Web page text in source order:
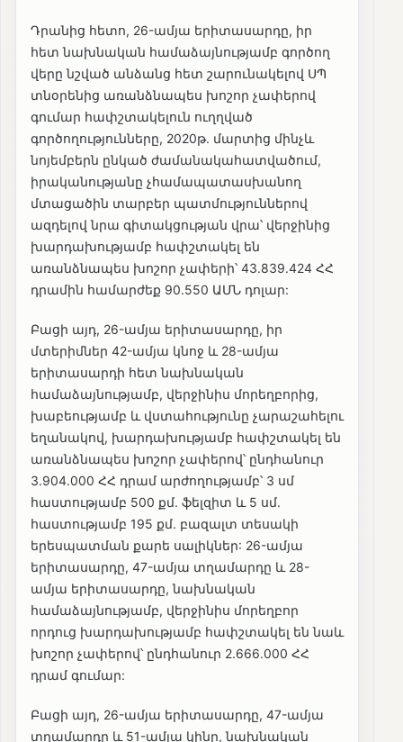
Դրանից հետո, 26-ամյա երիտասարդը, իր
հետ նախնական համաձայնությամբ գործող
վերը նշված անձանց հետ շարունակելով ՍՊ
տնօրենից առանձնապես խոշոր չափերով
գումար հափշտակելուն ուղղված
գործողությունները, 2020թ. մարտից մինչև
նոյեմբերն ընկած ժամանակահատվածում,
իրականությանը չհամապատասխանող
մտացածին տարբեր պատմություններով
ազդելով նրա գիտակցության վրա՝ վերջինից
խարդախությամբ հափշտակել են
առանձնապես խոշոր չափերի՝ 43.839.424 ՀՀ
դրամին համարժեք 90.550 ԱՄՆ դոլար:
Բացի այդ, 26-ամյա երիտասարդը, իր
մտերիմներ 42-ամյա կնոջ և 28-ամյա
երիտասարդի հետ նախնական
համաձայնությամբ, վերջինիս մորեղբորից,
խաբեությամբ և վստահությունը չարաշահելու
եղանակով, խարդախությամբ հափշտակել են
առանձնապես խոշոր չափերով՝ ընդհանուր
3.904.000 ՀՀ դրամ արժողությամբ՝ 3 սմ
հաստությամբ 500 քմ. ֆելզիտ և 5 սմ.
հաստությամբ 195 քմ. բազալտ տեսակի
երեսպատման քարե սալիկներ: 26-ամյա
երիտասարդը, 47-ամյա տղամարդը և 28-
ամյա երիտասարդը, նախնական
համաձայնությամբ, վերջինիս մորեղբոր
որդուց խարդախությամբ հափշտակել են նաև
խոշոր չափերով՝ ընդհանուր 2.666.000 ՀՀ
դրամ գումար:
Բացի այդ, 26-ամյա երիտասարդը, 47-ամյա
տղամարդը և 51-ամյա կինը, նախնական